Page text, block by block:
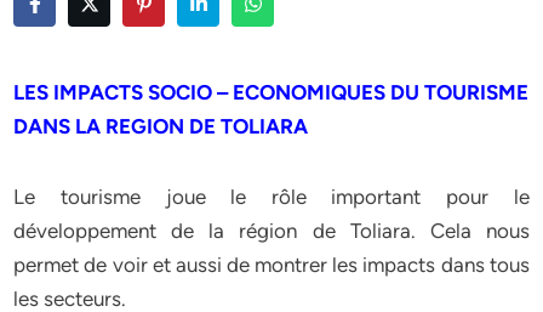
LES IMPACTS SOCIO – ECONOMIQUES DU TOURISME
DANS LA REGION DE TOLIARA
Le tourisme joue le rôle important pour le
développement de la région de Toliara. Cela nous
permet de voir et aussi de montrer les impacts dans tous
les secteurs.